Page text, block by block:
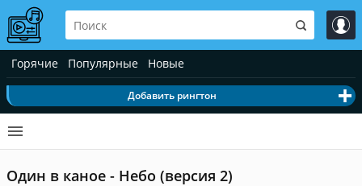
Горячие Популярные Новые
Добавить рингтон
Один в каное - Небо (версия 2)